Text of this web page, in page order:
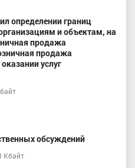
определении границ
и объектам, на
продажа
продажа
услуг
обсуждений
Кбайт